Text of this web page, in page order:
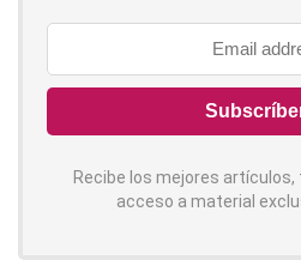
Recibe los mejores
acceso a material